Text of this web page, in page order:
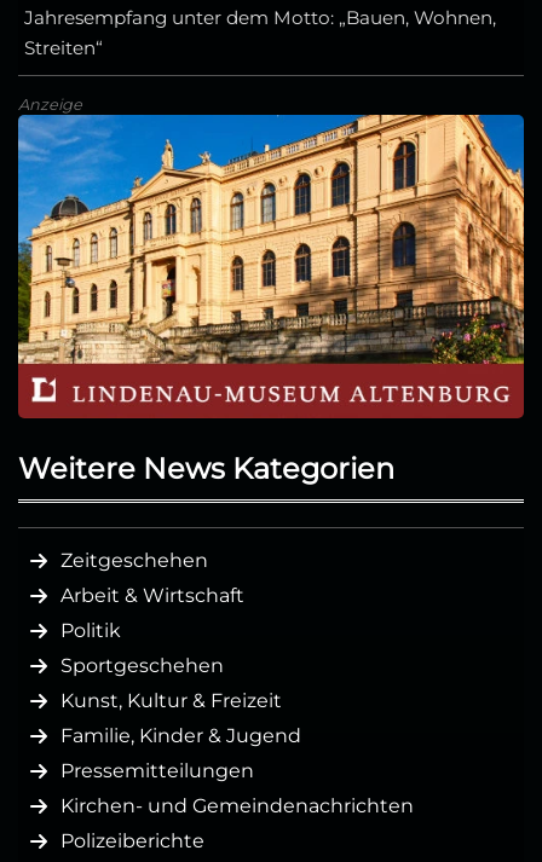
Jahresempfang unter dem Motto: „Bauen, Wohnen,
Streiten“
Anzeige
Weitere News Kategorien
Zeitgeschehen
Arbeit & Wirtschaft
Politik
Sportgeschehen
Kunst, Kultur & Freizeit
Familie, Kinder & Jugend
Pressemitteilungen
Kirchen- und Gemeindenachrichten
Polizeiberichte